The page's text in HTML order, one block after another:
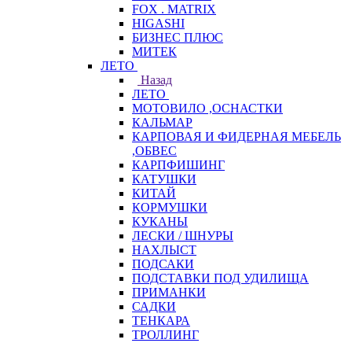
FOX . MATRIX
HIGASHI
БИЗНЕС ПЛЮС
МИТЕК
ЛЕТО
Назад
ЛЕТО
МОТОВИЛО ,ОСНАСТКИ
КАЛЬМАР
КАРПОВАЯ И ФИДЕРНАЯ МЕБЕЛЬ
,ОБВЕС
КАРПФИШИНГ
КАТУШКИ
КИТАЙ
КОРМУШКИ
КУКАНЫ
ЛЕСКИ / ШНУРЫ
НАХЛЫСТ
ПОДСАКИ
ПОДСТАВКИ ПОД УДИЛИЩА
ПРИМАНКИ
САДКИ
ТЕНКАРА
ТРОЛЛИНГ